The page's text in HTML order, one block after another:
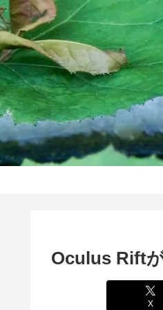
Oculus Rift
X